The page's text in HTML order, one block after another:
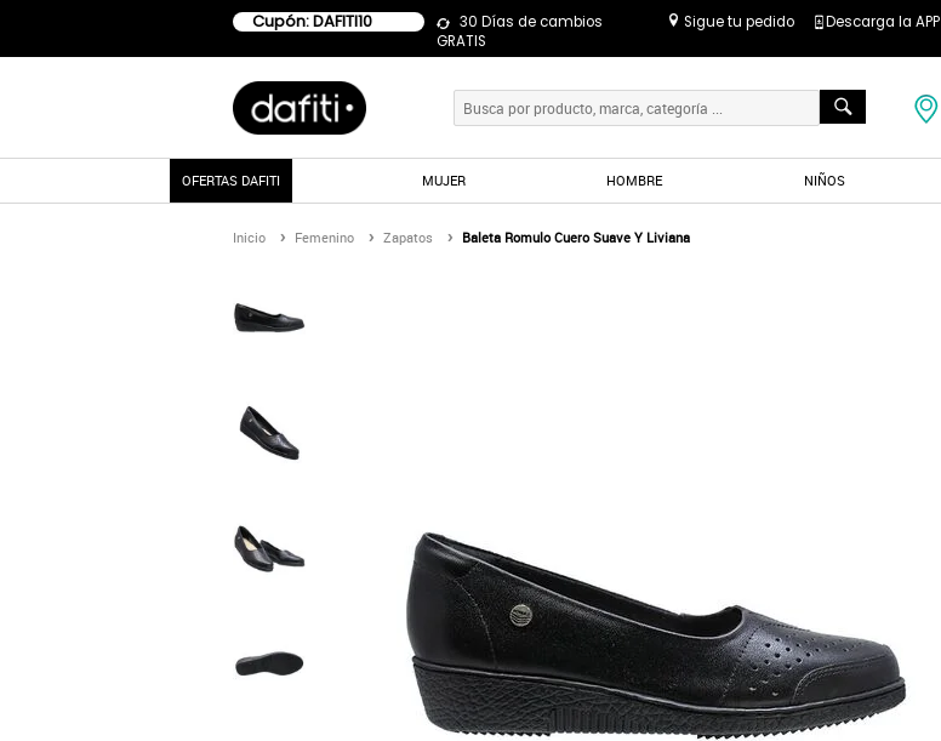
Cupón: DAFITI10
30 Días de cambios
GRATIS
Sigue tu pedido Descarga la APP
OFERTAS DAFITI MUJER HOMBRE NIÑOS
Inicio Femenino Zapatos Baleta Romulo Cuero Suave Y Liviana